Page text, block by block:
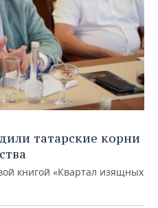
татарские корни
книгой «Квартал изящных